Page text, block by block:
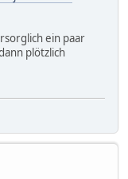
ein paar
plötzlich